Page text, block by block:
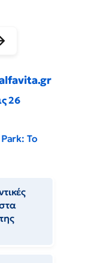
alfavita.gr
26
Το